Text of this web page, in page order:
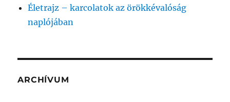
Életrajz – karcolatok az örökkévalóság
naplójában
ARCHÍVUM